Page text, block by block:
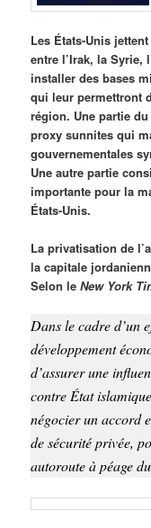
Les États-Unis
entre l’Irak, la Syrie,
installer des bases
qui leur permettront
région. Une partie
proxy sunnites qui
gouvernementales
Une autre partie
importante pour la
États-Unis.
La privatisation de
la capitale
Selon leNew York
Dans le cadre d’un
développement
d’assurer une
contre État
négocier un accord
de sécurité privée,
autoroute à péage